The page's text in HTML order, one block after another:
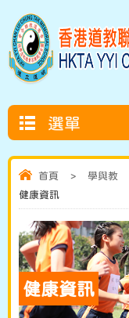
選單
首頁 > 學與教
健康資訊
健康資訊